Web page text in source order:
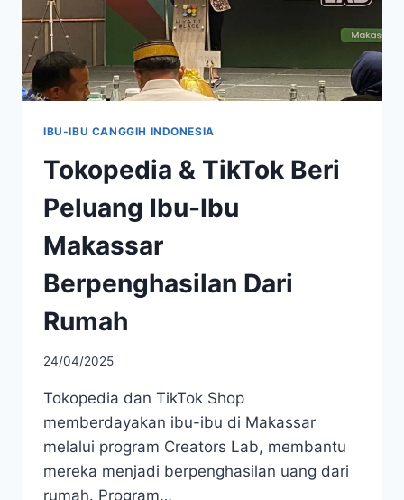
IBU-IBU CANGGIH INDONESIA
Tokopedia & TikTok Beri
Peluang Ibu-Ibu
Makassar
Berpenghasilan Dari
Rumah
24/04/2025
Tokopedia dan TikTok Shop
memberdayakan ibu-ibu di Makassar
melalui program Creators Lab, membantu
mereka menjadi berpenghasilan uang dari
rumah. Program…